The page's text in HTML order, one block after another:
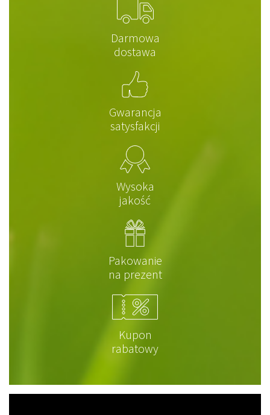
Darmowa
dostawa
Gwarancja
satysfakcji
Wysoka
jakość
Pakowanie
na prezent
Kupon
rabatowy